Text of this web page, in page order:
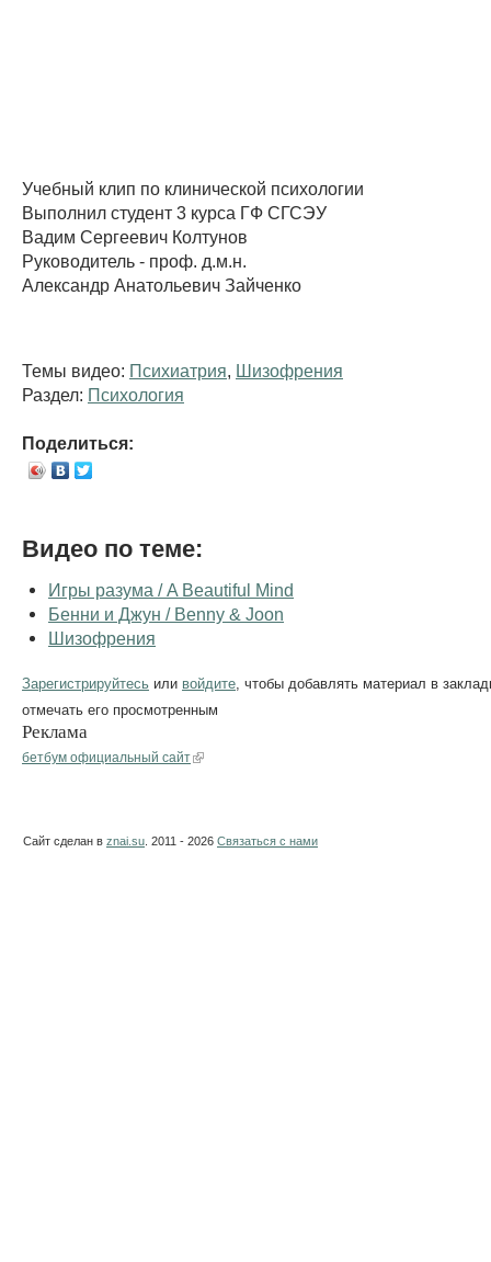
Учебный клип по клинической психологии
Выполнил студент 3 курса ГФ СГСЭУ
Вадим Сергеевич Колтунов
Руководитель - проф. д.м.н.
Александр Анатольевич Зайченко
Темы видео: Психиатрия Шизофрения
Раздел: Психология
Поделиться:
Видео по теме:
Игры разума / A Beautiful Mind
Бенни и Джун / Benny & Joon
Шизофрения
Зарегистрируйтесь или войдите , чтобы добавлять материал в
отмечать его просмотренным
Реклама
бетбум официальный сайт
Сайт сделан в znai.su . 2011 - 2026 Связаться с нами